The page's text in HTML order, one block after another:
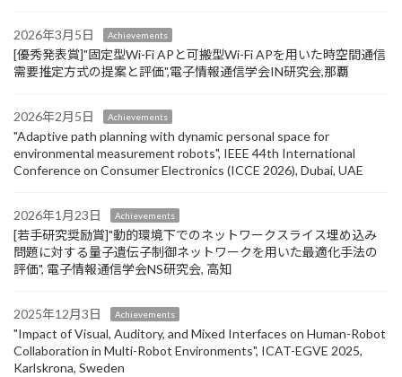
2026年3月5日 Achievements
[優秀発表賞]"固定型Wi-Fi APと可搬型Wi-Fi APを用いた時空間通信
需要推定方式の提案と評価",電子情報通信学会IN研究会,那覇
2026年2月5日 Achievements
"Adaptive path planning with dynamic personal space for
environmental measurement robots", IEEE 44th International
Conference on Consumer Electronics (ICCE 2026), Dubai, UAE
2026年1月23日 Achievements
[若手研究奨励賞]"動的環境下でのネットワークスライス埋め込み
問題に対する量子遺伝子制御ネットワークを用いた最適化手法の
評価", 電子情報通信学会NS研究会, 高知
2025年12月3日 Achievements
"Impact of Visual, Auditory, and Mixed Interfaces on Human-Robot
Collaboration in Multi-Robot Environments", ICAT-EGVE 2025,
Karlskrona, Sweden